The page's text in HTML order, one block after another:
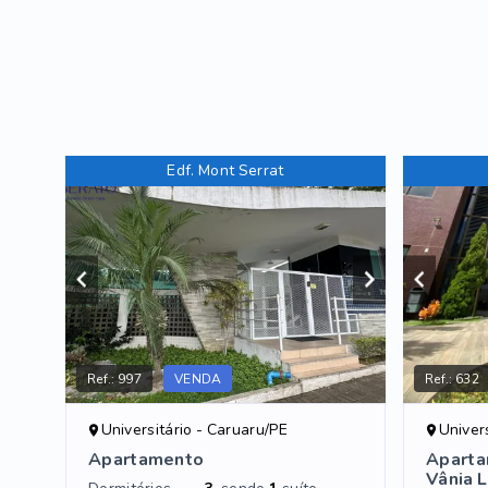
Edf. Mont Serrat
Ref.:997 VENDA
Universitário - Caruaru/PE
Apartamento
Ref.:632
Vânia